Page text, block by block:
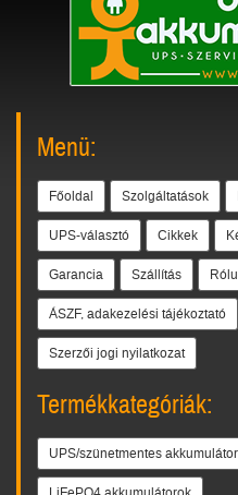
Menü:
Főoldal Szolgáltatások
UPS-választó Cikkek
Garancia Szállítás
ÁSZF, adakezelési tájékoztató
Szerzői jogi nyilatkozat
Termékkategóriák:
UPS/szünetmentes